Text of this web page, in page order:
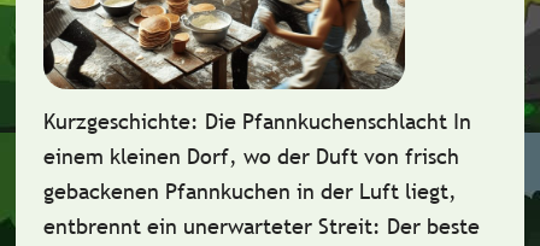
Kurzgeschichte: Die Pfannkuchenschlacht In
einem kleinen Dorf, wo der Duft von frisch
gebackenen Pfannkuchen in der Luft liegt,
entbrennt ein unerwarteter Streit: Der beste